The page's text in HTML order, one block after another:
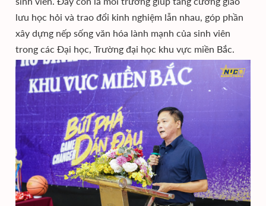
lưu học hỏi và trao đổi kinh nghiệm lẫn nhau, góp phần
xây dựng nếp sống văn hóa lành mạnh của sinh viên
trong các Đại học, Trường đại học khu vực miền Bắc.